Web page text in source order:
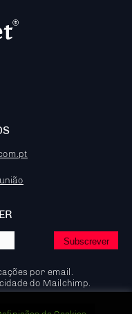
por email.
do Mailchimp.